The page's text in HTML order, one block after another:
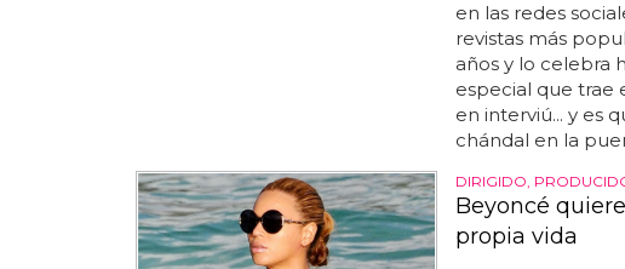
en las redes
revistas más
años y lo celebra
especial que trae
en interviú... y es
chándal en la
DIRIGIDO,
Beyoncé
propia vida